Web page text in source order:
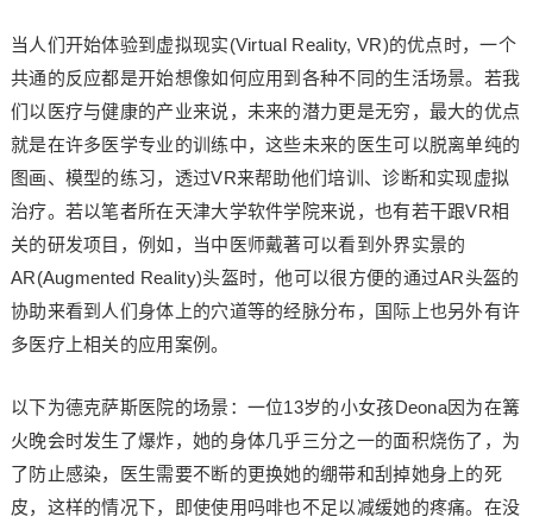
当人们开始体验到虚拟现实(Virtual Reality, VR)的优点时，一个
共通的反应都是开始想像如何应用到各种不同的生活场景。若我
们以医疗与健康的产业来说，未来的潜力更是无穷，最大的优点
就是在许多医学专业的训练中，这些未来的医生可以脱离单纯的
图画、模型的练习，透过VR来帮助他们培训、诊断和实现虚拟
治疗。若以笔者所在天津大学软件学院来说，也有若干跟VR相
关的研发项目，例如，当中医师戴著可以看到外界实景的
AR(Augmented Reality)头盔时，他可以很方便的通过AR头盔的
协助来看到人们身体上的穴道等的经脉分布，国际上也另外有许
多医疗上相关的应用案例。
以下为德克萨斯医院的场景：一位13岁的小女孩Deona因为在篝
火晚会时发生了爆炸，她的身体几乎三分之一的面积烧伤了，为
了防止感染，医生需要不断的更换她的绷带和刮掉她身上的死
皮，这样的情况下，即使使用吗啡也不足以减缓她的疼痛。在没